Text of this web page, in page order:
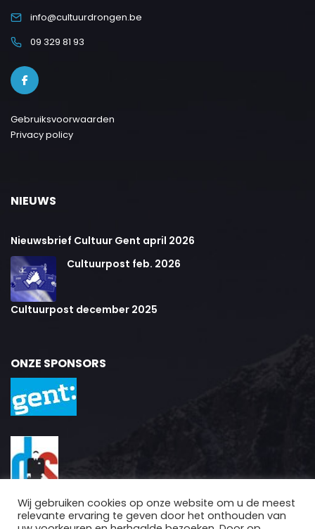
info@cultuurdrongen.be
09 329 81 93
Gebruiksvoorwaarden
Privacy policy
NIEUWS
Nieuwsbrief Cultuur Gent april 2026
Cultuurpost feb. 2026
Cultuurpost december 2025
ONZE SPONSORS
Wij gebruiken cookies op onze website om u de meest
relevante ervaring te geven door het onthouden van